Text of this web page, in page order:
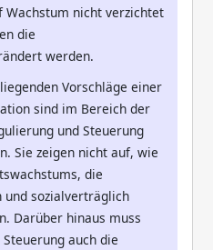
Wachstum nicht verzichtet
die
werden.
Vorschläge einer
sind im Bereich der
und Steuerung
Sie zeigen nicht auf, wie
die
und sozialverträglich
Darüber hinaus muss
auch die